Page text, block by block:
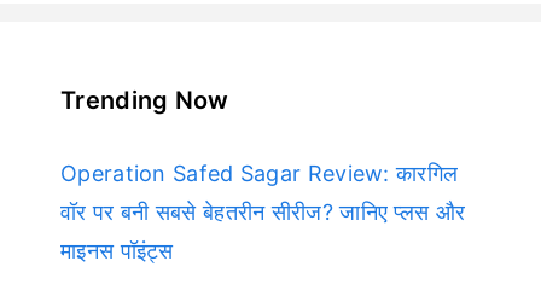
Trending Now
Operation Safed Sagar Review: कारगिल
वॉर पर बनी सबसे बेहतरीन सीरीज? जानिए प्लस और
माइनस पॉइंट्स